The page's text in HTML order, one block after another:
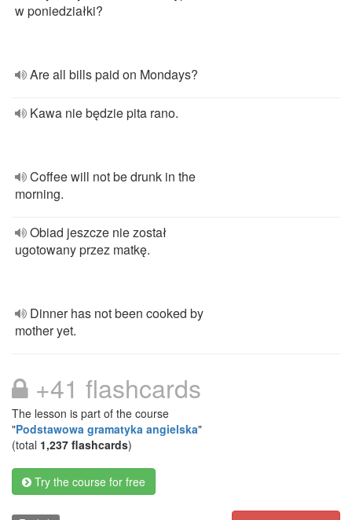
w poniedziałki?
Are all bills paid on Mondays?
Kawa nie będzie pita rano.
Coffee will not be drunk in the
morning.
Obiad jeszcze nie został
ugotowany przez matkę.
Dinner has not been cooked by
mother yet.
+41 flashcards
The lesson is part of the course
"Podstawowa gramatyka angielska"
(total 1,237 flashcards)
Try the course for free